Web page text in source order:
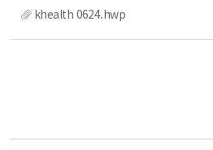
khealth 0624.hwp